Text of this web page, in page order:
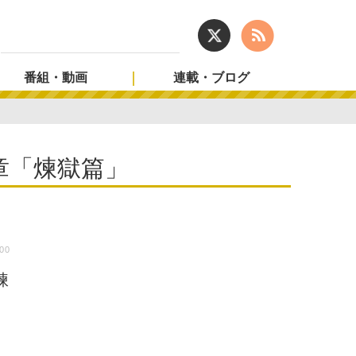
番組・動画 連載・ブログ
煉獄篇」